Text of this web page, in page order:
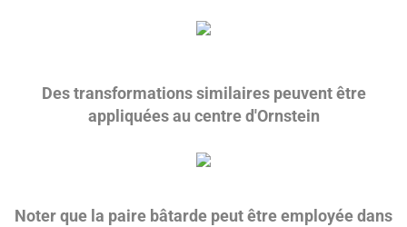
Des transformations similaires peuvent être
appliquées au centre d'Ornstein
Noter que la paire bâtarde peut être employée dans